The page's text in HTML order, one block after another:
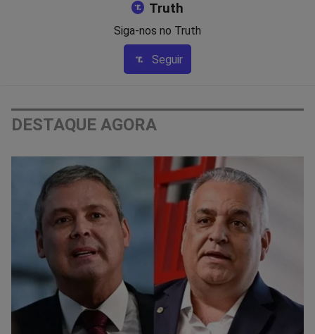
Truth
Siga-nos no Truth
Seguir
DESTAQUE AGORA